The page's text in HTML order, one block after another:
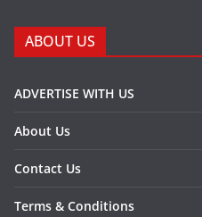
ABOUT US
ADVERTISE WITH US
About Us
Contact Us
Terms & Conditions